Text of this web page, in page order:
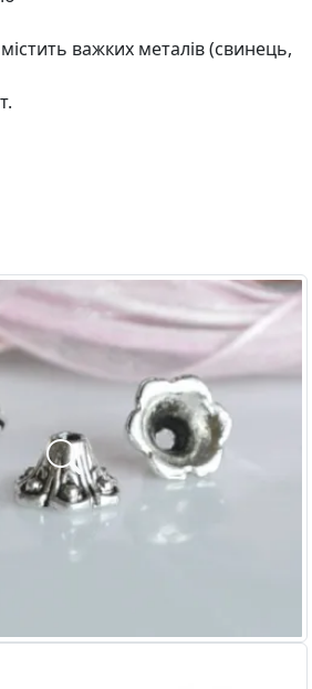
важких металів (свинець,